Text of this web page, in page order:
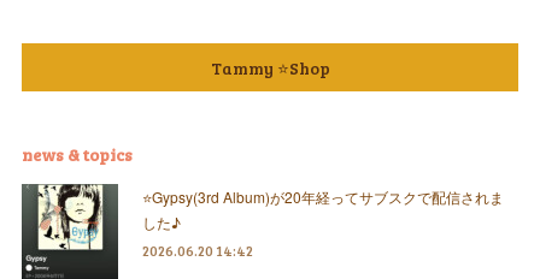
Tammy ⭐️Shop
news & topics
⭐️Gypsy(3rd Album)が20年経ってサブスクで配信されま
した♪
2026.06.20 14:42